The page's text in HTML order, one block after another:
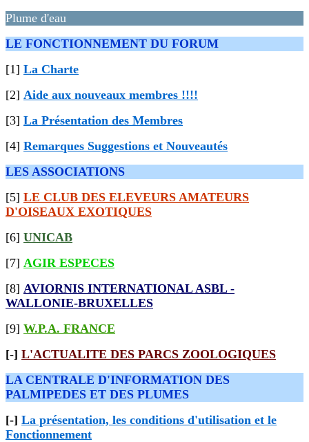
Plume d'eau
LE FONCTIONNEMENT DU FORUM
[1] La Charte
[2] Aide aux nouveaux membres !!!!
[3] La Présentation des Membres
[4] Remarques Suggestions et Nouveautés
LES ASSOCIATIONS
[5] LE CLUB DES ELEVEURS AMATEURS
D'OISEAUX EXOTIQUES
[6] UNICAB
[7] AGIR ESPECES
[8] AVIORNIS INTERNATIONAL ASBL -
WALLONIE-BRUXELLES
[9] W.P.A. FRANCE
[-] L'ACTUALITE DES PARCS ZOOLOGIQUES
LA CENTRALE D'INFORMATION DES
PALMIPEDES ET DES PLUMES
[-] La présentation, les conditions d'utilisation et le
Fonctionnement